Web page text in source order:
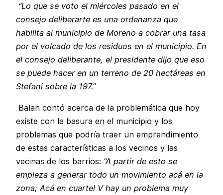
“Lo que se voto el miércoles pasado en el
consejo deliberarte es una ordenanza que
habilita al municipio de Moreno a cobrar una tasa
por el volcado de los residuos en el municipio. En
el consejo deliberante, el presidente dijo que eso
se puede hacer en un terreno de 20 hectáreas en
Stefani sobre la 197.”
Balan contó acerca de la problemática que hoy
existe con la basura en el municipio y los
problemas que podría traer un emprendimiento
de estas características a los vecinos y las
vecinas de los barrios: “A partir de esto se
empieza a generar todo un movimiento acá en la
zona; Acá en cuartel V hay un problema muy